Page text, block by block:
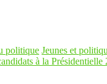
politique Jeunes et
à la Présidentielle